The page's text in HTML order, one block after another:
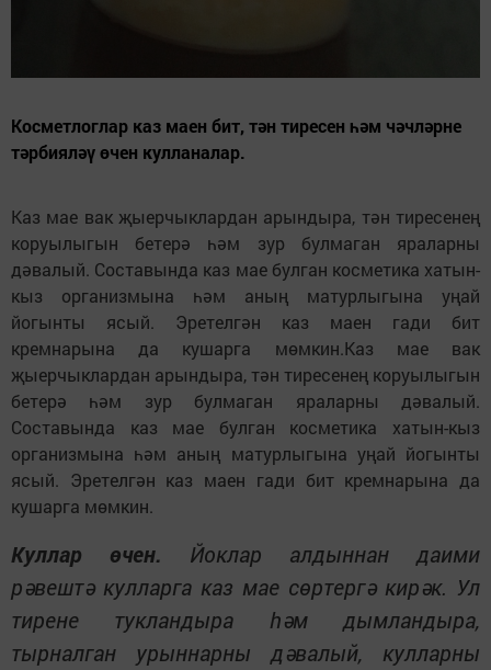
Косметлоглар каз маен бит, тән тиресен һәм чәчләрне
тәрбияләү өчен кулланалар.
Каз мае вак җыерчыклардан арындыра, тән тиресенең
коруылыгын бетерә һәм зур булмаган яраларны
дәвалый. Составында каз мае булган косметика хатын-
кыз организмына һәм аның матурлыгына уңай
йогынты ясый. Эретелгән каз маен гади бит
кремнарына да кушарга мөмкин.Каз мае вак
җыерчыклардан арындыра, тән тиресенең коруылыгын
бетерә һәм зур булмаган яраларны дәвалый.
Составында каз мае булган косметика хатын-кыз
организмына һәм аның матурлыгына уңай йогынты
ясый. Эретелгән каз маен гади бит кремнарына да
кушарга мөмкин.
Куллар өчен. Йоклар алдыннан даими
рәвештә кулларга каз мае сөртергә кирәк. Ул
тирене тукландыра һәм дымландыра,
тырналган урыннарны дәвалый, кулларны